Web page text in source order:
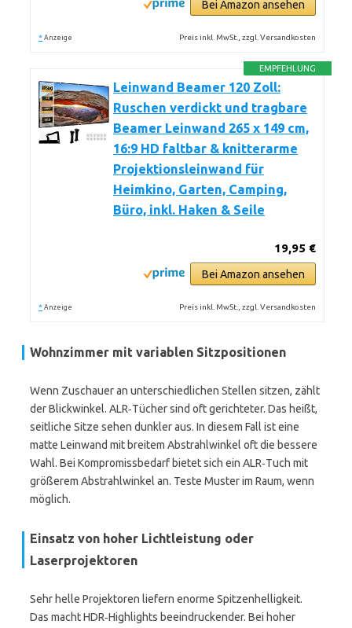
Bei Amazon ansehen
* Anzeige Preis inkl. MwSt., zzgl. Versandkosten
EMPFEHLUNG
Leinwand Beamer 120 Zoll:
Ruschen verdickt und tragbare
Beamer Leinwand 265 x 149 cm,
16:9 HD faltbar & knitterarme
Projektionsleinwand für
Heimkino, Garten, Camping,
Büro, inkl. Haken & Seile
19,95 €
Bei Amazon ansehen
* Anzeige Preis inkl. MwSt., zzgl. Versandkosten
Wohnzimmer mit variablen Sitzpositionen
Wenn Zuschauer an unterschiedlichen Stellen sitzen, zählt
der Blickwinkel. ALR‑Tücher sind oft gerichteter. Das heißt,
seitliche Sitze sehen dunkler aus. In diesem Fall ist eine
matte Leinwand mit breitem Abstrahlwinkel oft die bessere
Wahl. Bei Kompromissbedarf bietet sich ein ALR‑Tuch mit
größerem Abstrahlwinkel an. Teste Muster im Raum, wenn
möglich.
Einsatz von hoher Lichtleistung oder
Laserprojektoren
Sehr helle Projektoren liefern enorme Spitzenhelligkeit.
Das macht HDR‑Highlights beeindruckender. Bei hoher